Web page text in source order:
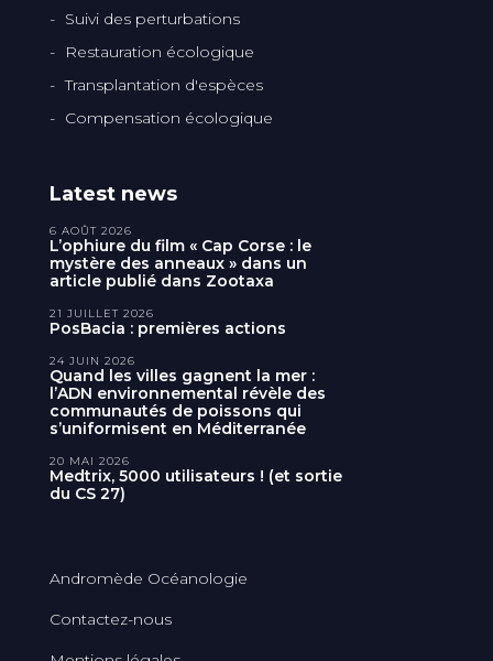
Suivi des perturbations
Restauration écologique
Transplantation d'espèces
Compensation écologique
Latest news
L’ophiure du film « Cap Corse : le
mystère des anneaux » dans un
article publié dans Zootaxa
6 AOÛT 2026
PosBacia : premières actions
21 JUILLET 2026
Quand les villes gagnent la mer :
l’ADN environnemental révèle des
communautés de poissons qui
s’uniformisent en Méditerranée
24 JUIN 2026
Medtrix, 5000 utilisateurs ! (et sortie
du CS 27)
20 MAI 2026
Andromède Océanologie
Contactez-nous